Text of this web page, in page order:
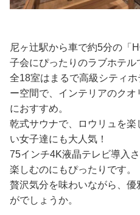
尼ヶ辻駅から車で約5分の「
子会にぴったりのラブホテル
全18室はまるで高級シティ
ー空間で、インテリアのク
におすすめ。
乾式サウナで、ロウリュを
い女子達にも大人気！
75インチ4K液晶テレビ導入
楽しむのにもぴったりです。
贅沢気分を味わいながら、
がでしょうか。